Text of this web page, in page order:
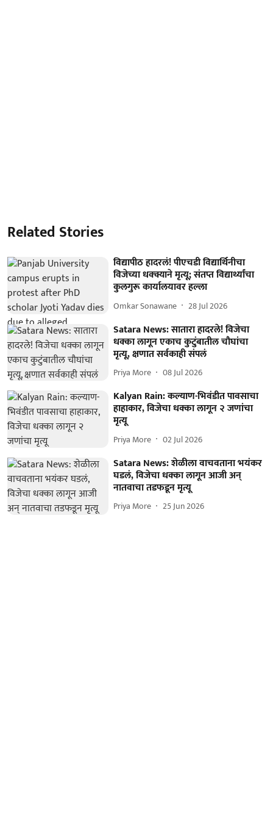
Related Stories
विद्यापीठ हादरलं! पीएचडी विद्यार्थिनीचा
विजेच्या धक्क्याने मृत्यू; संतप्त विद्यार्थ्यांचा
कुलगुरू कार्यालयावर हल्ला
Omkar Sonawane 28 Jul 2026
Satara News: सातारा हादरले! विजेचा
धक्का लागून एकाच कुटुंबातील चौघांचा
मृत्यू, क्षणात सर्वकाही संपलं
Priya More 08 Jul 2026
Kalyan Rain: कल्याण-भिवंडीत पावसाचा
हाहाकार, विजेचा धक्का लागून २ जणांचा
मृत्यू
Priya More 02 Jul 2026
Satara News: शेळीला वाचवताना भयंकर
घडलं, विजेचा धक्का लागून आजी अन्
नातवाचा तडफडून मृत्यू
Priya More 25 Jun 2026